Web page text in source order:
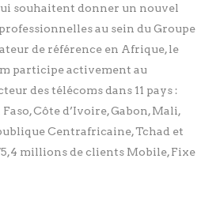
souhaitent donner un nouvel
au sein du Groupe
de référence en Afrique, le
participe activement au
des télécoms dans 11 pays :
Côte d’Ivoire, Gabon, Mali,
Centrafricaine, Tchad et
millions de clients Mobile, Fixe